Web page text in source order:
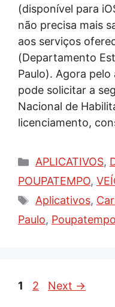
(disponível para
não precisa mais
aos serviços
(Departamento
Paulo). Agora
pode solicitar a
Nacional de
licenciamento,
Categorias
APLICATIVOS,
POUPATEMPO,
Tags
Aplicativos,
Paulo, Poupatempo
Page
1 Page
2 Next →